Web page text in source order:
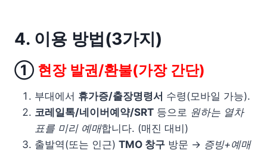
4. 이용 방법(3가지)
① 현장 발권/환불(가장 간단)
부대에서 휴가증/출장명령서 수령(모바일 가능).
코레일톡/네이버예약/SRT 등으로 원하는 열차
표를 미리 예매합니다. (매진 대비)
출발역(또는 인근) TMO 창구 방문 → 증빙+예매